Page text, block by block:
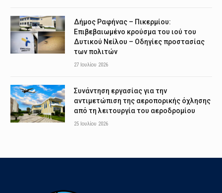
Δήμος Ραφήνας – Πικερμίου:
Επιβεβαιωμένο κρούσμα του ιού του
Δυτικού Νείλου – Οδηγίες προστασίας
των πολιτών
27 Ιουλίου 2026
Συνάντηση εργασίας για την
αντιμετώπιση της αεροπορικής όχλησης
από τη λειτουργία του αεροδρομίου
25 Ιουλίου 2026